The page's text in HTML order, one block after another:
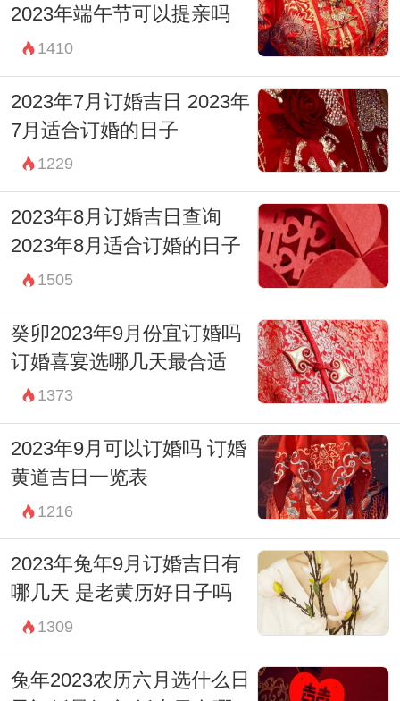
福 求嗣 订婚 嫁娶 赴任 出行 求财
忌：无
19:00-20:59 戌时
财神：正东
宜：见贵 求财 出行 嫁娶 进人口 移徙 安葬
21:00-22:59 亥时
财神：正东
宜：赴任 出行 求财 见贵 订婚 嫁娶 入宅 开
市 安葬
2023年端午节可以提亲吗
1410
2023年7月订婚吉日 2023年
7月适合订婚的日子
1229
2023年8月订婚吉日查询
2023年8月适合订婚的日子
1505
癸卯2023年9月份宜订婚吗
订婚喜宴选哪几天最合适
1373
2023年9月可以订婚吗 订婚
黄道吉日一览表
1216
2023年兔年9月订婚吉日有
哪几天 是老黄历好日子吗
1309
兔年2023农历六月选什么日